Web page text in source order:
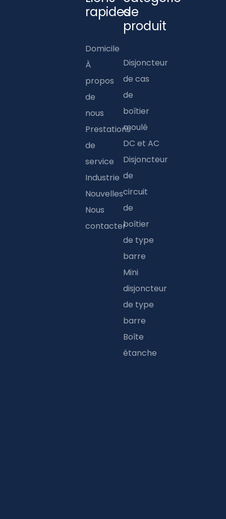
rapides
Domicile
À
propos
de
nous
Prestations
de
service
Industrie
Nouvelles
Nous
contacter
de
produit
Disjoncteur
de cas
de
boîtier
moulé
DC et AC
Disjoncteur
de
circuit
de
boîtier
de type
barre
Mini
disjoncteur
de type
barre
Boîte
étanche